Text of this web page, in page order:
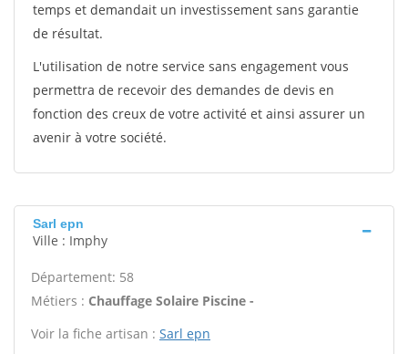
temps et demandait un investissement sans garantie
de résultat.
L'utilisation de notre service sans engagement vous
permettra de recevoir des demandes de devis en
fonction des creux de votre activité et ainsi assurer un
avenir à votre société.
Sarl epn
Ville : Imphy
Département: 58
Métiers : Chauffage Solaire Piscine -
Voir la fiche artisan : Sarl epn